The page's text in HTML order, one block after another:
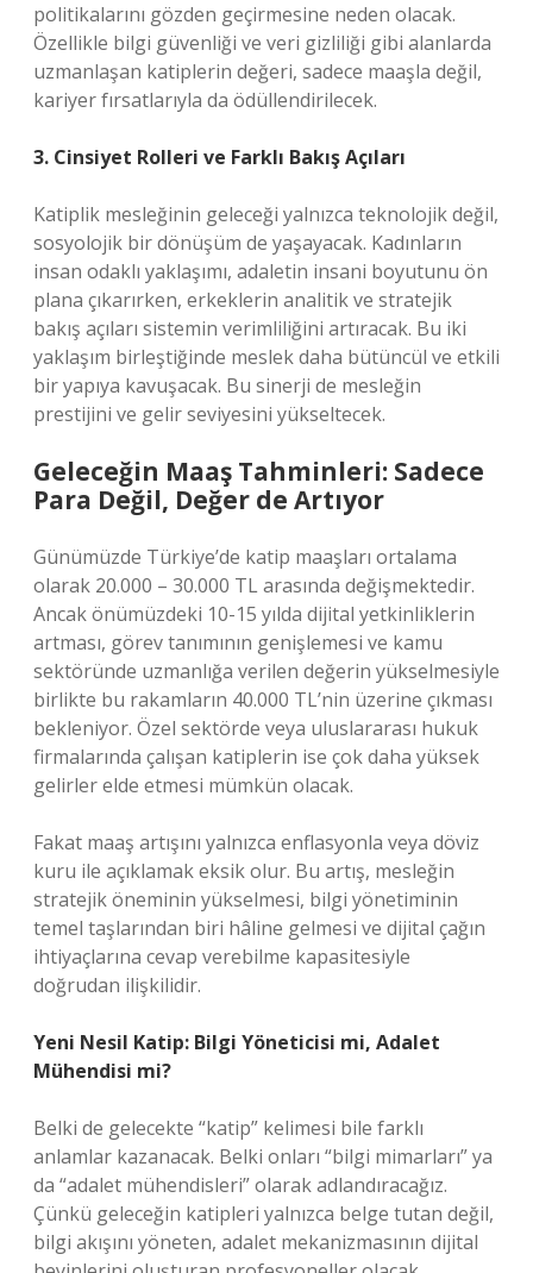
politikalarını gözden geçirmesine neden olacak.
Özellikle bilgi güvenliği ve veri gizliliği gibi alanlarda
uzmanlaşan katiplerin değeri, sadece maaşla değil,
kariyer fırsatlarıyla da ödüllendirilecek.
3. Cinsiyet Rolleri ve Farklı Bakış Açıları
Katiplik mesleğinin geleceği yalnızca teknolojik değil,
sosyolojik bir dönüşüm de yaşayacak. Kadınların
insan odaklı yaklaşımı, adaletin insani boyutunu ön
plana çıkarırken, erkeklerin analitik ve stratejik
bakış açıları sistemin verimliliğini artıracak. Bu iki
yaklaşım birleştiğinde meslek daha bütüncül ve etkili
bir yapıya kavuşacak. Bu sinerji de mesleğin
prestijini ve gelir seviyesini yükseltecek.
Geleceğin Maaş Tahminleri: Sadece
Para Değil, Değer de Artıyor
Günümüzde Türkiye’de katip maaşları ortalama
olarak 20.000 – 30.000 TL arasında değişmektedir.
Ancak önümüzdeki 10-15 yılda dijital yetkinliklerin
artması, görev tanımının genişlemesi ve kamu
sektöründe uzmanlığa verilen değerin yükselmesiyle
birlikte bu rakamların 40.000 TL’nin üzerine çıkması
bekleniyor. Özel sektörde veya uluslararası hukuk
firmalarında çalışan katiplerin ise çok daha yüksek
gelirler elde etmesi mümkün olacak.
Fakat maaş artışını yalnızca enflasyonla veya döviz
kuru ile açıklamak eksik olur. Bu artış, mesleğin
stratejik öneminin yükselmesi, bilgi yönetiminin
temel taşlarından biri hâline gelmesi ve dijital çağın
ihtiyaçlarına cevap verebilme kapasitesiyle
doğrudan ilişkilidir.
Yeni Nesil Katip: Bilgi Yöneticisi mi, Adalet
Mühendisi mi?
Belki de gelecekte “katip” kelimesi bile farklı
anlamlar kazanacak. Belki onları “bilgi mimarları” ya
da “adalet mühendisleri” olarak adlandıracağız.
Çünkü geleceğin katipleri yalnızca belge tutan değil,
bilgi akışını yöneten, adalet mekanizmasının dijital